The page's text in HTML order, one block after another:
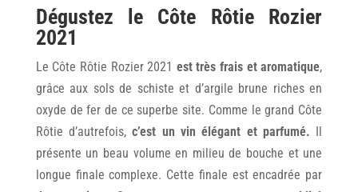
Dégustez le Côte Rôtie Rozier
2021
Le Côte Rôtie Rozier 2021 est très frais et aromatique,
grâce aux sols de schiste et d’argile brune riches en
oxyde de fer de ce superbe site. Comme le grand Côte
Rôtie d’autrefois,c’est un vin élégant et parfumé. Il
présente un beau volume en milieu de bouche et une
longue finale complexe. Cette finale est encadrée par